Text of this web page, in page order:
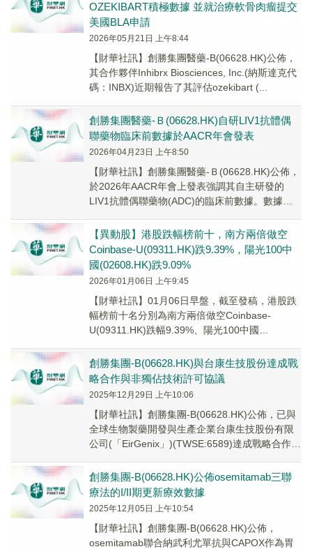
OZEKIBART積極數據 並就治療軟骨肉瘤提交
美國BLA申請
2026年05月21日 上午8:44
【財華社訊】創勝集團醫藥-B(06628.HK)公佈，
其合作夥伴Inhibrx Biosciences, Inc.(納斯達克代
碼：INBX)近期報告了其評估ozekibart (...
創勝集團醫藥-Ｂ(06628.HK)自研LIV1抗體偶
聯藥物臨床前數據於AACR年會發表
2026年04月23日 上午8:50
【財華社訊】創勝集團醫藥-Ｂ(06628.HK)公佈，
於2026年AACR年會上發表強調其自主研發的
LIV1抗體偶聯藥物(ADC)的臨床前數據。數據顯
【異動股】港股跌幅榜前十，南方兩倍做空
Coinbase-U(09311.HK)跌9.39%，陽光100中
國(02608.HK)跌9.09%
2026年01月06日 上午9:45
【財華社訊】01月06日早盤，截至發稿，港股跌
幅榜前十名分別為南方兩倍做空Coinbase-
U(09311.HK)跌幅9.39%、陽光100中國
創勝集團-B(06628.HK)與台康生技股份達成戰
略合作與非獨佔技術許可協議
2025年12月29日 上午10:06
【財華社訊】創勝集團-B(06628.HK)公佈，已與
全球生物製藥開發與生產企業台康生技股份有限
公司(「EirGenix」)(TWSE:6589)達成戰略合作與
創勝集團-B(06628.HK)公佈osemitamab三聯
療法的I/II期更新療效數據
2025年12月05日 上午10:54
【財華社訊】創勝集團-B(06628.HK)公佈，
osemitamab聯合納武利尤單抗與CAPOX作為胃